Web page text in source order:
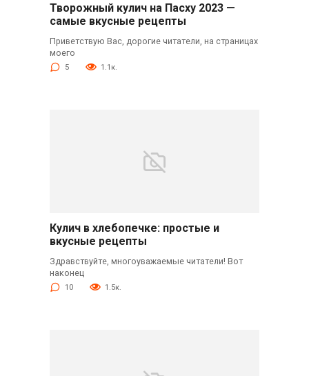
Творожный кулич на Пасху 2023 —
самые вкусные рецепты
Приветствую Вас, дорогие читатели, на страницах
моего
5 1.1к.
Кулич в хлебопечке: простые и
вкусные рецепты
Здравствуйте, многоуважаемые читатели! Вот
наконец
10 1.5к.